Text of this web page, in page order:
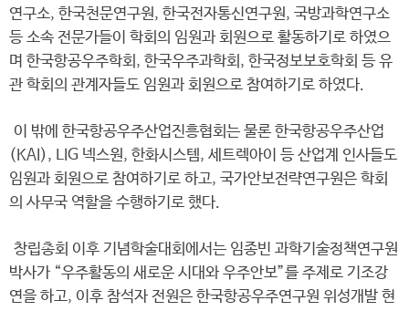
연구소, 한국천문연구원, 한국전자통신연구원, 국방과학연구소
등 소속 전문가들이 학회의 임원과 회원으로 활동하기로 하였으
며 한국항공우주학회, 한국우주과학회, 한국정보보호학회 등 유
관 학회의 관계자들도 임원과 회원으로 참여하기로 하였다.
이 밖에 한국항공우주산업진흥협회는 물론 한국항공우주산업
(KAI), LIG 넥스원, 한화시스템, 세트렉아이 등 산업계 인사들도
임원과 회원으로 참여하기로 하고, 국가안보전략연구원은 학회
의 사무국 역할을 수행하기로 했다.
창립총회 이후 기념학술대회에서는 임종빈 과학기술정책연구원
박사가 “우주활동의 새로운 시대와 우주안보”를 주제로 기조강
연을 하고, 이후 참석자 전원은 한국항공우주연구원 위성개발 현